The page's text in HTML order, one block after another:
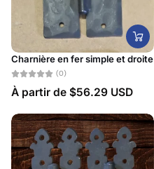
Charnière en fer simple et droite
(0)
À partir de $56.29 USD